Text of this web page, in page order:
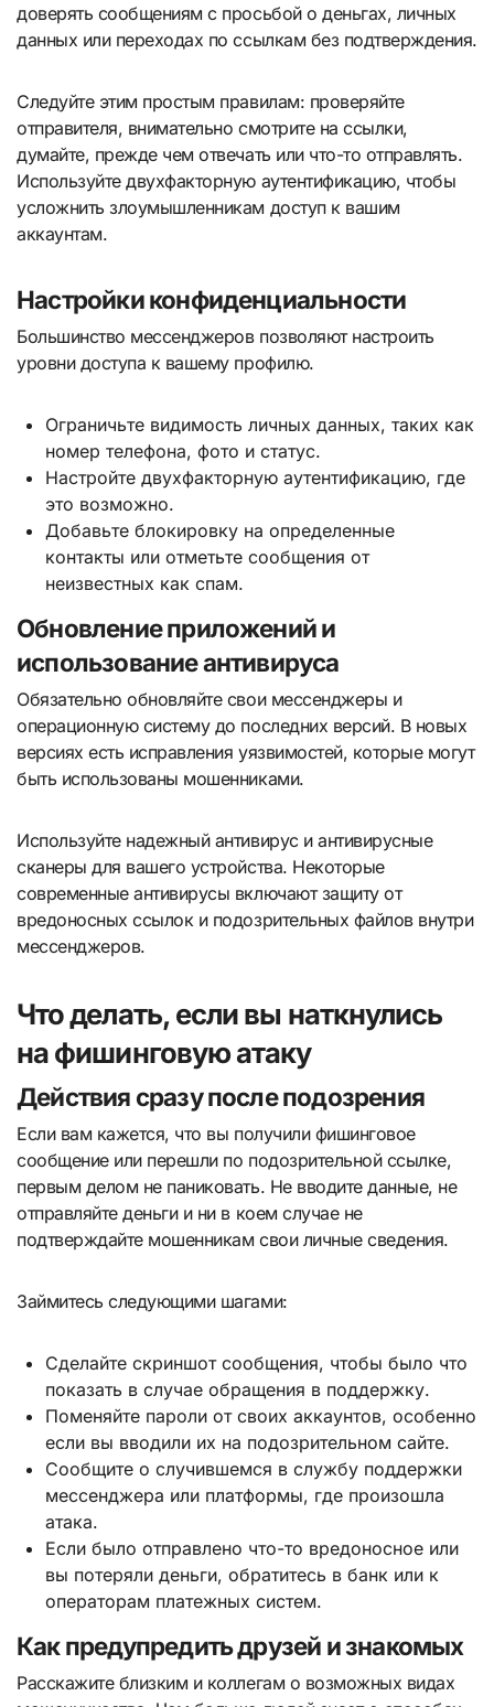
доверять сообщениям с просьбой о деньгах, личных
данных или переходах по ссылкам без подтверждения.
Следуйте этим простым правилам: проверяйте
отправителя, внимательно смотрите на ссылки,
думайте, прежде чем отвечать или что-то отправлять.
Используйте двухфакторную аутентификацию, чтобы
усложнить злоумышленникам доступ к вашим
аккаунтам.
Настройки конфиденциальности
Большинство мессенджеров позволяют настроить
уровни доступа к вашему профилю.
Ограничьте видимость личных данных, таких как
номер телефона, фото и статус.
Настройте двухфакторную аутентификацию, где
это возможно.
Добавьте блокировку на определенные
контакты или отметьте сообщения от
неизвестных как спам.
Обновление приложений и
использование антивируса
Обязательно обновляйте свои мессенджеры и
операционную систему до последних версий. В новых
версиях есть исправления уязвимостей, которые могут
быть использованы мошенниками.
Используйте надежный антивирус и антивирусные
сканеры для вашего устройства. Некоторые
современные антивирусы включают защиту от
вредоносных ссылок и подозрительных файлов внутри
мессенджеров.
Что делать, если вы наткнулись
на фишинговую атаку
Действия сразу после подозрения
Если вам кажется, что вы получили фишинговое
сообщение или перешли по подозрительной ссылке,
первым делом не паниковать. Не вводите данные, не
отправляйте деньги и ни в коем случае не
подтверждайте мошенникам свои личные сведения.
Займитесь следующими шагами:
Сделайте скриншот сообщения, чтобы было что
показать в случае обращения в поддержку.
Поменяйте пароли от своих аккаунтов, особенно
если вы вводили их на подозрительном сайте.
Сообщите о случившемся в службу поддержки
мессенджера или платформы, где произошла
атака.
Если было отправлено что-то вредоносное или
вы потеряли деньги, обратитесь в банк или к
операторам платежных систем.
Как предупредить друзей и знакомых
Расскажите близким и коллегам о возможных видах